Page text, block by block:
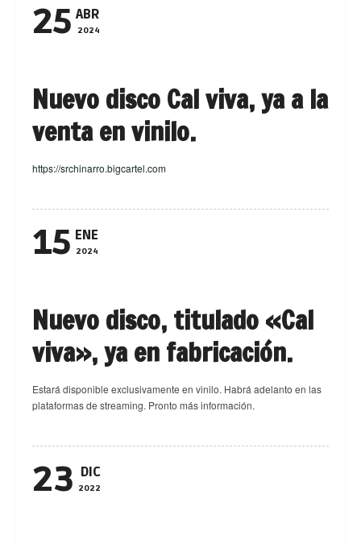
25 ABR
2024
Nuevo disco Cal viva, ya a la
venta en vinilo.
https://srchinarro.bigcartel.com
15 ENE
2024
Nuevo disco, titulado «Cal
viva», ya en fabricación.
Estará disponible exclusivamente en vinilo. Habrá adelanto en las
plataformas de streaming. Pronto más información.
23 DIC
2022